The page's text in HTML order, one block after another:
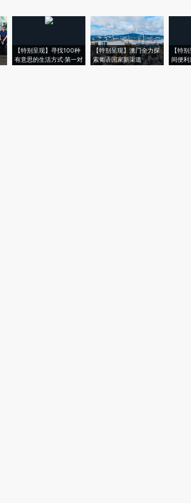
【特别呈现】寻找100种
有意思的生活方式·第一对
【特别呈现】澳门全力探
索葡语国家新渠道
【特
间便利